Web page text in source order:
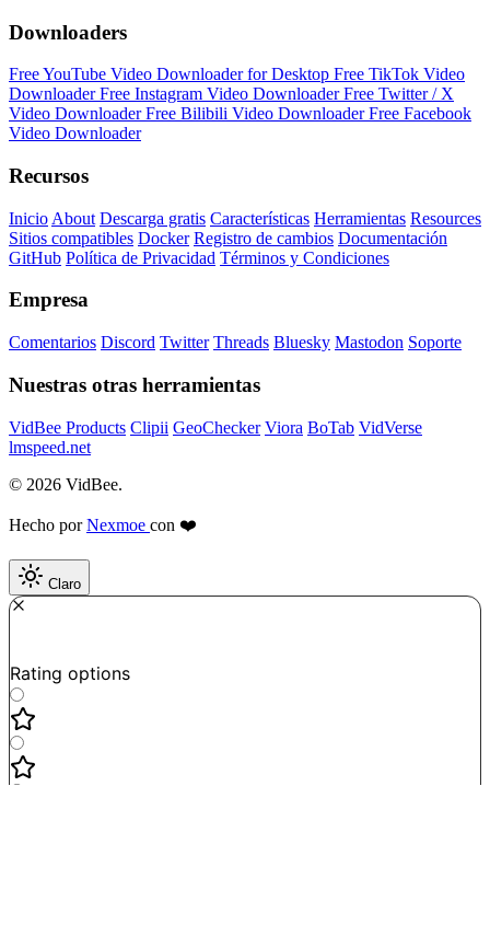
Downloaders
Free YouTube Video Downloader for Desktop Free TikTok Video
DownloaderFree Instagram Video DownloaderFree Twitter / X
Video DownloaderFree Bilibili Video DownloaderFree Facebook
Video Downloader
Recursos
Inicio About Descarga gratis Características Herramientas Resources
Sitios compatibles Docker Registro de cambios Documentación
GitHub Política de Privacidad Términos y Condiciones
Empresa
Comentarios Discord Twitter Threads Bluesky Mastodon Soporte
Nuestras otras herramientas
VidBee Products Clipii GeoChecker Viora BoTab VidVerse
lmspeed.net
© 2026 VidBee.
Hecho porNexmoe con ❤️
Claro
Rating options